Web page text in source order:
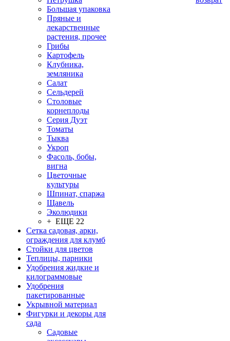
Большая упаковка
Пряные и
лекарственные
растения, прочее
Грибы
Картофель
Клубника,
земляника
Салат
Сельдерей
Столовые
корнеплоды
Серия Дуэт
Томаты
Тыква
Укроп
Фасоль, бобы,
вигна
Цветочные
культуры
Шпинат, спаржа
Щавель
Эколюдики
+ ЕЩЕ 22
Сетка садовая, арки,
ограждения для клумб
Стойки для цветов
Теплицы, парники
Удобрения жидкие и
килограммовые
Удобрения
пакетированные
Укрывной материал
Фигурки и декоры для
сада
Садовые